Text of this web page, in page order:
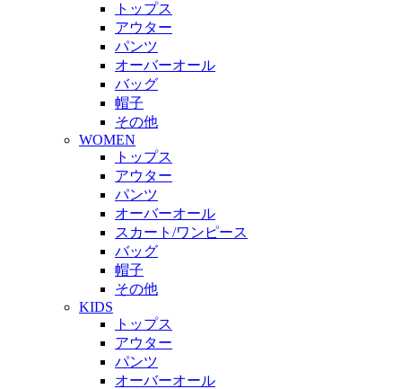
トップス
アウター
パンツ
オーバーオール
バッグ
帽子
その他
WOMEN
トップス
アウター
パンツ
オーバーオール
スカート/ワンピース
バッグ
帽子
その他
KIDS
トップス
アウター
パンツ
オーバーオール